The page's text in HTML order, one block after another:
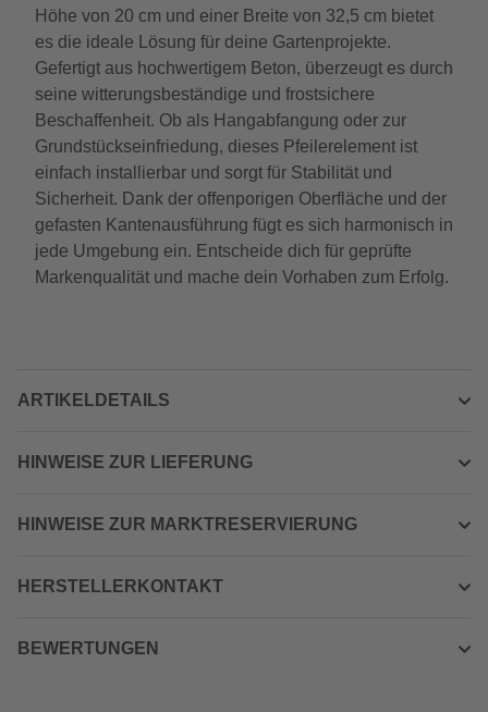
Höhe von 20 cm und einer Breite von 32,5 cm bietet
es die ideale Lösung für deine Gartenprojekte.
Gefertigt aus hochwertigem Beton, überzeugt es durch
seine witterungsbeständige und frostsichere
Beschaffenheit. Ob als Hangabfangung oder zur
Grundstückseinfriedung, dieses Pfeilerelement ist
einfach installierbar und sorgt für Stabilität und
Sicherheit. Dank der offenporigen Oberfläche und der
gefasten Kantenausführung fügt es sich harmonisch in
jede Umgebung ein. Entscheide dich für geprüfte
Markenqualität und mache dein Vorhaben zum Erfolg.
ARTIKELDETAILS
HINWEISE ZUR LIEFERUNG
HINWEISE ZUR MARKTRESERVIERUNG
HERSTELLERKONTAKT
BEWERTUNGEN